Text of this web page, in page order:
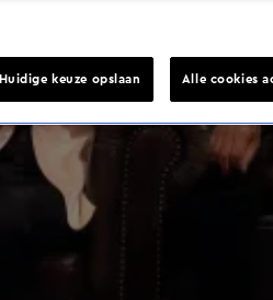
Huidige keuze opslaan Alle cookies